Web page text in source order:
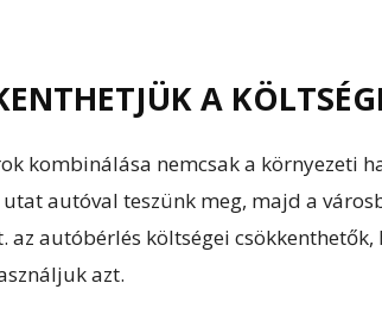
A
kombinálása nemcsak a környezeti
utat autóval teszünk meg, majd a
az autóbérlés költségei
azt.